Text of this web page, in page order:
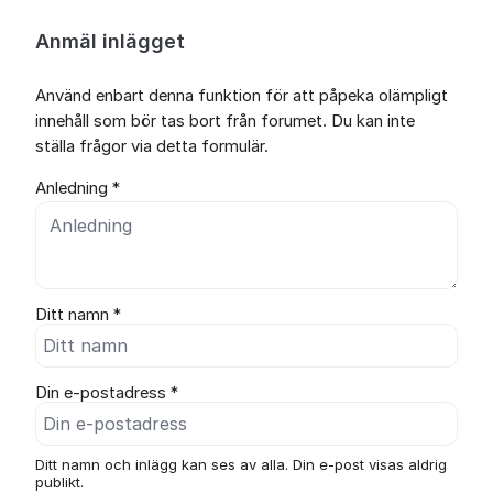
Anmäl inlägget
Använd enbart denna funktion för att påpeka olämpligt
innehåll som bör tas bort från forumet. Du kan inte
ställa frågor via detta formulär.
Anledning *
Ditt namn *
Din e-postadress *
Ditt namn och inlägg kan ses av alla. Din e-post visas aldrig
publikt.